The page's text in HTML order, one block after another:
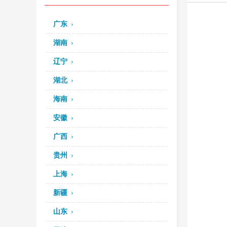
广东
湖南
辽宁
湖北
海南
安徽
广西
贵州
上海
新疆
山东